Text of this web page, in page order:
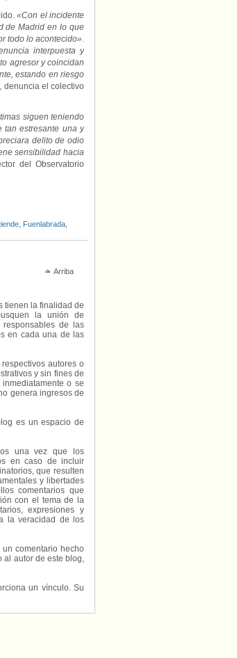
«Con el incidente
de Madrid en lo que
todo lo acontecido».
interpuesta y
agresor y coincidan
estando en riesgo
, denuncia el colectivo
siguen teniendo
tan estresante una y
delito de odio
sensibilidad hacia
del Observatorio
Fuenlabrada
Arriba
tienen la finalidad de
la unión de
de las
en cada una de las
autores o
y sin fines de
o se
genera ingresos de
es un espacio de
una vez que los
en caso de incluir
que resulten
y libertades
comentarios que
con el tema de la
expresiones y
la veracidad de los
comentario hecho
al autor de este blog,
un vínculo. Su